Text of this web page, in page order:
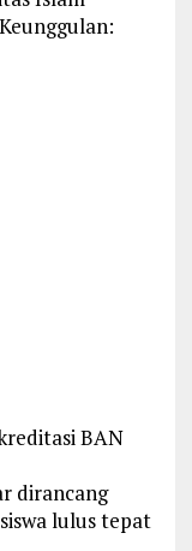
BAN
dirancang
lulus tepat